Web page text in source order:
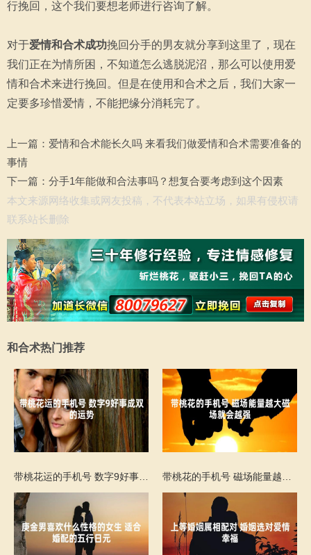
行挽回，这个我们要想老师进行咨询了解。
对于爱情和合术成功挽回分手的男友就分享到这里了，现在
我们正在为情所困，不知道怎么逃脱泥沼，那么可以使用爱
情和合术来进行挽回。但是在使用和合术之后，我们大家一
定要多珍惜爱情，不能把缘分消耗完了。
上一篇： 爱情和合术能长久吗 来看我们做爱情和合术需要准备的
事情
下一篇： 分手1年能做和合法事吗？想复合要考虑到这个因素
本文来源网络收集或网友投稿，不代表本站立场，如果有侵权请
联系站长删除
和合术热门推荐